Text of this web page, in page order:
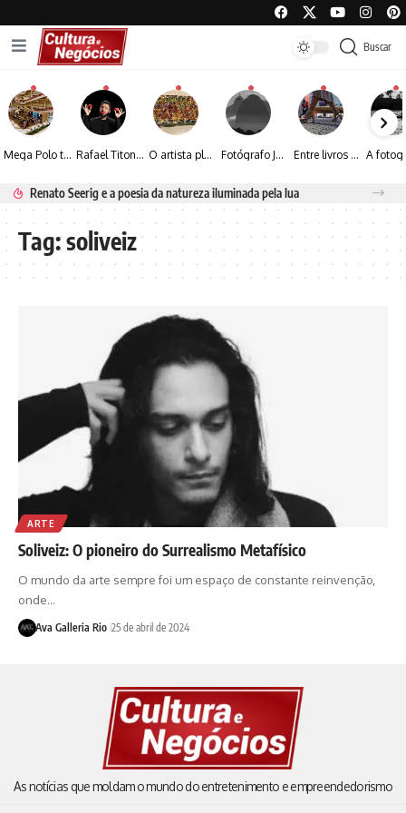
Buscar
Mega Polo transforma lançamento de coleção em plataforma nacional de negócios e projeta crescimento de mais de 15% Rafael Titonelly leva magia e acolhimento a crianças em tratamento oncológico em Juiz de Fora O artista plástico Jorge Luiz transforma sustentabilidade e criatividade em arte contemporânea Fotógrafo José Roberto apresenta um olhar sensível sobre arquitetura, formas e luz na fotografia Entre livros e fotografia autoral, Sebastião Reis consolida uma trajetória marcada pelo olhar artístico
Renato Seerig e a poesia da natureza iluminada pela lua
Tag:soliveiz
ARTE
Soliveiz: O pioneiro do Surrealismo Metafísico
O mundo da arte sempre foi um espaço de constante reinvenção,
onde…
Ava Galleria Rio 25 de abril de 2024
As notícias que moldam o mundo do entretenimento e empreendedorismo